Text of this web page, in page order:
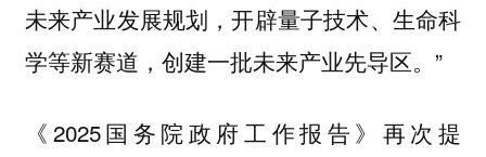
未来产业发展规划，开辟量子技术、生命科
学等新赛道，创建一批未来产业先导区。”
《2025国务院政府工作报告》再次提